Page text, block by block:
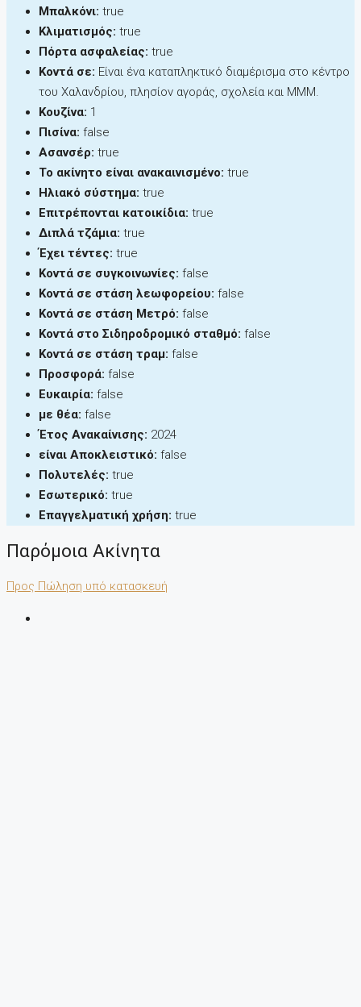
Μπαλκόνι: true
Κλιματισμός: true
Πόρτα ασφαλείας: true
Κοντά σε: Είναι ένα καταπληκτικό διαμέρισμα στο κέντρο
του Χαλανδρίου, πλησίον αγοράς, σχολεία και ΜΜΜ.
Κουζίνα: 1
Πισίνα: false
Ασανσέρ: true
Το ακίνητο είναι ανακαινισμένο: true
Ηλιακό σύστημα: true
Επιτρέπονται κατοικίδια: true
Διπλά τζάμια: true
Έχει τέντες: true
Κοντά σε συγκοινωνίες: false
Κοντά σε στάση λεωφορείου: false
Κοντά σε στάση Μετρό: false
Κοντά στο Σιδηροδρομικό σταθμό: false
Κοντά σε στάση τραμ: false
Προσφορά: false
Ευκαιρία: false
με θέα: false
Έτος Ανακαίνισης: 2024
είναι Αποκλειστικό: false
Πολυτελές: true
Εσωτερικό: true
Επαγγελματική χρήση: true
Παρόμοια Ακίνητα
Προς Πώληση υπό κατασκευή